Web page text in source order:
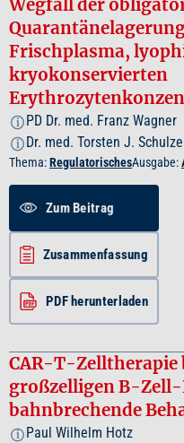
Wegfall der
Frischplasma,
kryokonservierten
i PD Dr. med. Franz Wagner
i Dr. med. Torsten J. Schulze
Thema:RegulatorischesAusgabe:
Zum Beitrag
Zusammenfassung
PDF herunterladen
CAR-T-Zelltherapie
großzelligen B-
bahnbrechende
i Paul Wilhelm Hotz